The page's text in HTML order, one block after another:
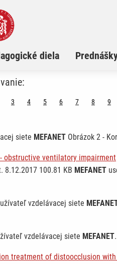
diela
3 4 5 6 7 8 9
siete MEFANETObrázok 2 -
- obstructive ventilatory impairment
8.12.2017 100.81 KB MEFANET
vzdelávacej siete
vzdelávacej siete MEFANET
treatment of distoocclusion